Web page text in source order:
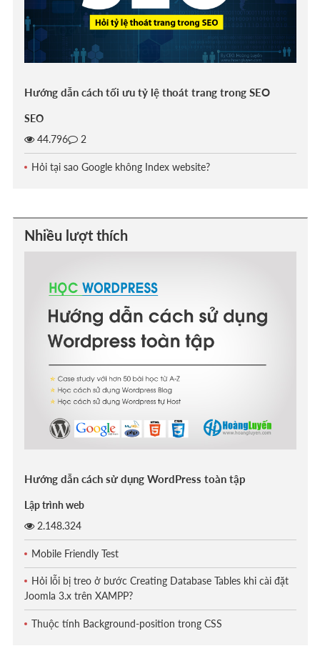
Hướng dẫn cách tối ưu tỷ lệ thoát trang trong SEO
SEO
44.796
2
Hỏi tại sao Google không Index website?
Nhiều lượt thích
Hướng dẫn cách sử dụng WordPress toàn tập
Lập trình web
2.148.324
Mobile Friendly Test
Hỏi lỗi bị treo ở bước Creating Database Tables khi cài đặt
Joomla 3.x trên XAMPP?
Thuộc tính Background-position trong CSS